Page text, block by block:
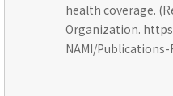
health coverage.
Organization.
NAMI/